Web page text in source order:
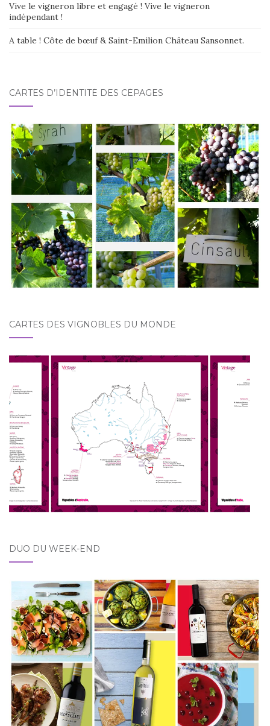
Vive le vigneron libre et engagé ! Vive le vigneron
indépendant !
A table ! Côte de bœuf & Saint-Emilion Château Sansonnet.
CARTES D’IDENTITÉ DES CÉPAGES
CARTES DES VIGNOBLES DU MONDE
DUO DU WEEK-END